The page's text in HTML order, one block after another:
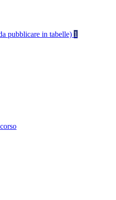
pubblicare in tabelle) 1